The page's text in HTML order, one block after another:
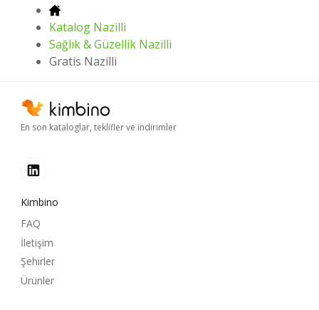
Katalog Nazilli
Sağlık & Güzellik Nazilli
Gratis Nazilli
En son kataloglar, teklifler ve indirimler
Kimbino
FAQ
İletişim
Şehirler
Ürünler